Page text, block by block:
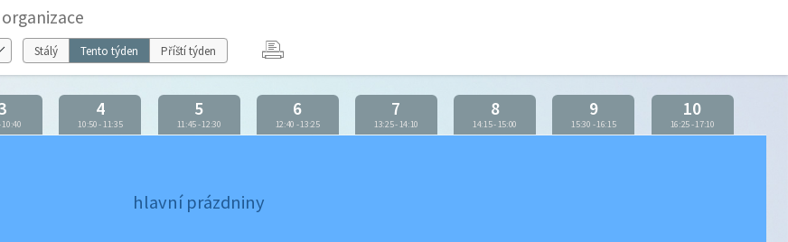
Stálý Tento týden Příští týden
10:40
4
10:50-11:35
5
11:45-12:30
6
12:40 -13:25
7
13:25-14:10
8
14:15-15:00
9
15:30 -16:15
10
16:25-17:10
hlavní prázdniny